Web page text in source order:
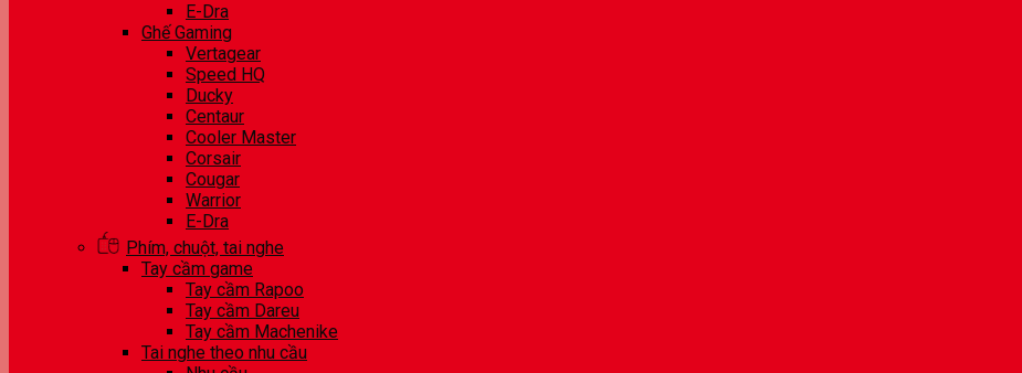
E-Dra
Ghế Gaming
Vertagear
Speed HQ
Ducky
Centaur
Cooler Master
Corsair
Cougar
Warrior
E-Dra
Phím, chuột, tai nghe
Tay cầm game
Tay cầm Rapoo
Tay cầm Dareu
Tay cầm Machenike
Tai nghe theo nhu cầu